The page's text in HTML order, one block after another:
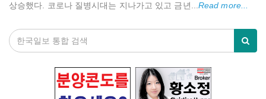
상승했다. 코로나 질병시대는 지나가고 있고 금년... Read more...